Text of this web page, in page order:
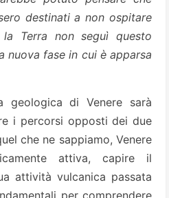
destinati a non ospitare
Terra non seguì questo
nuova fase in cui è apparsa
geologica di Venere sarà
i percorsi opposti dei due
che ne sappiamo, Venere
attiva, capire il
attività vulcanica passata